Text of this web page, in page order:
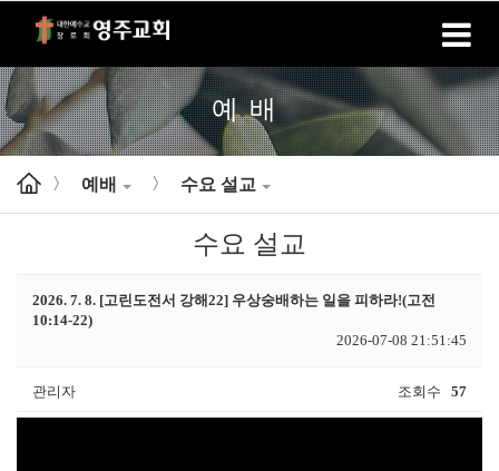
홈 로그인 회원가입
예배
> 예배 > 수요 설교
수요 설교
2026. 7. 8. [고린도전서 강해22] 우상숭배하는 일을 피하라!(고전
10:14-22)
2026-07-08 21:51:45
관리자 조회수 57